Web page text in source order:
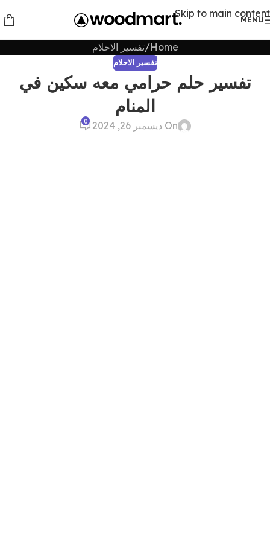
Skip to main content
MENU
Home تفسير الاحلام
تفسير الاحلام
تفسير حلم حرامي معه سكين في
المنام
On ديسمبر 26, 2024 0